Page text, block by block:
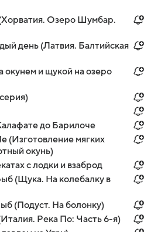
Озеро Шумбар.
день (Латвия. Балтийская
окунем и щукой на озеро
до Барилоче
(Изготовление мягких
окунь)
с лодки и взаброд
(Щука. На колебалку в
(Подуст. На болонку)
Река По: Часть 6-я)